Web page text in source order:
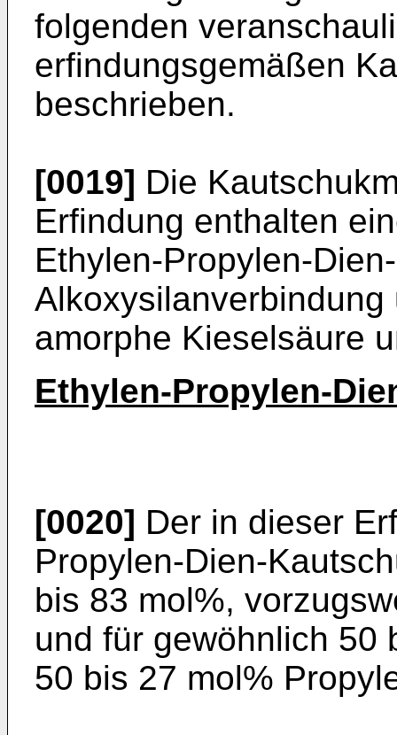
folgenden
erfindungsgemäßen
beschrieben.
[0019] Die
Erfindung enthalten
Ethylen-Propylen-
amorphe Kieselsäure
Ethylen-Propylen-
[0020] Der in dieser
Propylen-Dien-
bis 83 mol%,
und für gewöhnlich 50
50 bis 27 mol%